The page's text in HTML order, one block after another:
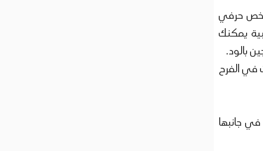
حرفي
يمكنك
بالود.
في الفرح
جانبها